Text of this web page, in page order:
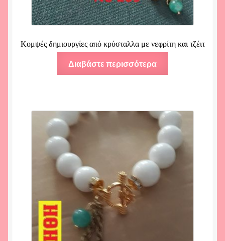
Κομψές δημιουργίες από κρύσταλλα με νεφρίτη και τζέιτ
Διαβάστε περισσότερα